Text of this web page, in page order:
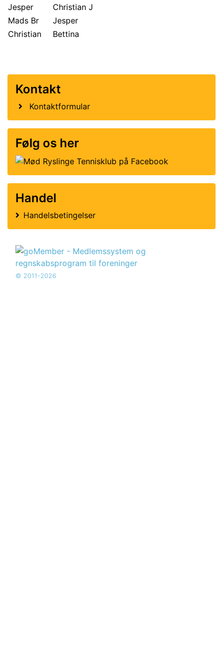
Jesper
Christian J
Mads Br
Jesper
Christian
Bettina
Kontakt
Kontaktformular
Følg os her
Handel
Handelsbetingelser
© 2011-2026